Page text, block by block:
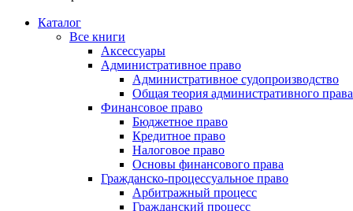
Каталог
Все книги
Аксессуары
Административное право
Административное судопроизводство
Общая теория административного права
Финансовое право
Бюджетное право
Кредитное право
Налоговое право
Основы финансового права
Гражданско-процессуальное право
Арбитражный процесс
Гражданский процесс